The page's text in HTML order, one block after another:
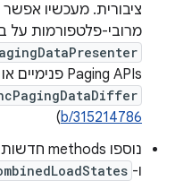
ציבורית. מעכשיו אפשר
מרובי-פלטפורמות על
Paging APIs פנימיים או ב-
b/315214786
)
נוספו methods חדשות של
ו-